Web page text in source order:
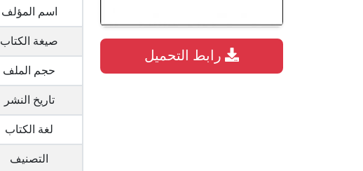
اسم المؤلف
صيغة الكتاب
حجم الملف
تاريخ النشر
لغة الكتاب
التصنيف